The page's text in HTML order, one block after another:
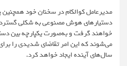
مدیرعامل کوالکام در سخنان خود همچنین
دستیارهای هوش مصنوعی به شکلی
خواهند گرفت و به‌صورت یکپارچه بین
می‌شوند که این امر تقاضای شدیدی را
سال‌های آینده ایجاد خواهد کرد.